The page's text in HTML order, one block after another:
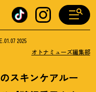
2025
オトナミューズ編集部
スキンケアルー